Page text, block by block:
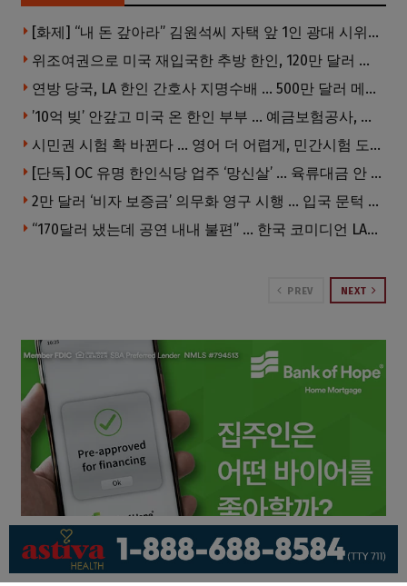
[화제] “내 돈 갚아라” 김원석씨 자택 앞 1인 광대 시위 … 한인 투자사, “108만 달러 못받아”
위조여권으로 미국 재입국한 추방 한인, 120만 달러 은행 사기 행각
연방 당국, LA 한인 간호사 지명수배 … 500만 달러 메디캐어 사기, 선고 직전 한국 도주
’10억 빚’ 안갚고 미국 온 한인 부부 … 예금보험공사, 미국서 소송
시민권 시험 확 바뀐다 … 영어 더 어렵게, 민간시험 도입 추진
[단독] OC 유명 한인식당 업주 ‘망신살’ … 육류대금 안 갚자 식당서 공개추심
2만 달러 ‘비자 보증금’ 의무화 영구 시행 … 입국 문턱 더 높아진다.
“170달러 냈는데 공연 내내 불편” … 한국 코미디언 LA공연, 음향 불량에 외모 비하 개그 논란
PREV NEXT